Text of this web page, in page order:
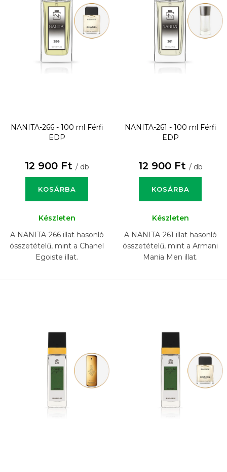
NANITA-266 - 100 ml
Férfi
EDP
12 900 Ft / db
KOSÁRBA
Készleten
A NANITA-266 illat hasonló
összetételű, mint a Chanel
Egoiste illat.
NANITA-261 - 100 ml
Férfi
EDP
12 900 Ft / db
KOSÁRBA
Készleten
A NANITA-261 illat hasonló
összetételű, mint a Armani
Mania Men illat.